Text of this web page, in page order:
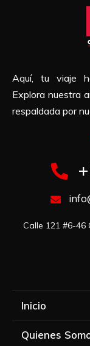
Aquí, tu viaje
Explora nuestra
respaldada por
Calle 121 #6-46
Inicio
Quienes